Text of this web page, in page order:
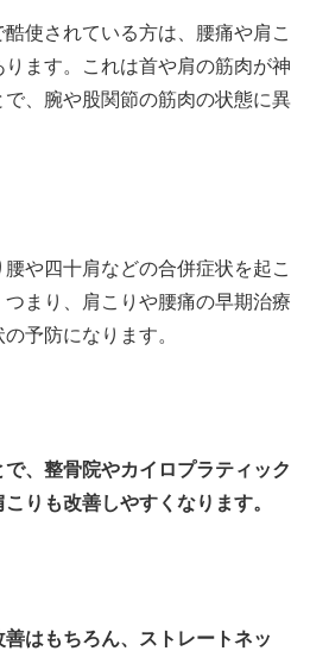
使されている方は、腰痛や肩こ
ます。これは首や肩の筋肉が神
、腕や股関節の筋肉の状態に異
や四十肩などの合併症状を起こ
まり、肩こりや腰痛の早期治療
予防になります。
、整骨院やカイロプラティック
りも改善しやすくなります。
はもちろん、ストレートネッ